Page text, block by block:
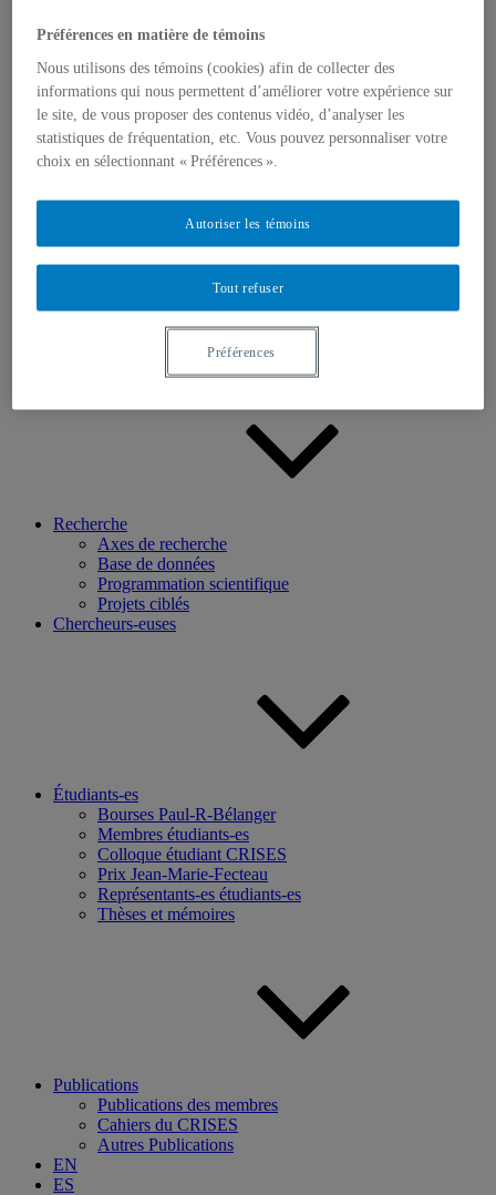
Communiqués
Dans les médias
Distinctions
Activités
Archives et bilans
Colloque international CRISES
Perspectives et dialogue
Vidéos et baladodiffusions
Recherche
Axes de recherche
Base de données
Programmation scientifique
Projets ciblés
Chercheurs-euses
Étudiants-es
Bourses Paul-R-Bélanger
Membres étudiants-es
Colloque étudiant CRISES
Prix Jean-Marie-Fecteau
Représentants-es étudiants-es
Thèses et mémoires
Publications
Publications des membres
Cahiers du CRISES
Autres Publications
EN
ES
Préférences en matière de témoins
Nous utilisons des témoins (cookies) afin de collecter des
informations qui nous permettent d’améliorer votre expérience sur
le site, de vous proposer des contenus vidéo, d’analyser les
statistiques de fréquentation, etc. Vous pouvez personnaliser votre
choix en sélectionnant « Préférences ».
Tout refuser
Autoriser les témoins
Préférences